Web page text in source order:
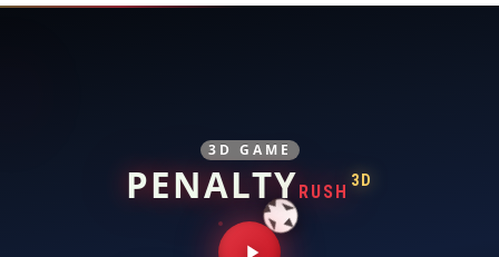
3D GAME
PENALTY RUSH
3D